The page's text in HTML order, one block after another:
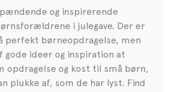
og inspirerende
i julegave. Der er
perfekt børneopdragelse, men
gode ideer og inspiration at
opdragelse og kost til små børn,
plukke af, som de har lyst. Find